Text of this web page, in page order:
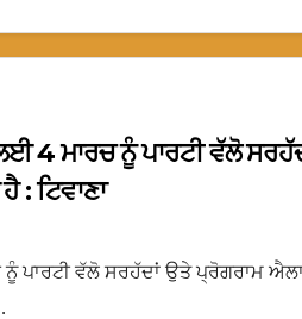
ਮਾਰਚ ਨੂੰ ਪਾਰਟੀ ਵੱਲੋ
: ਟਿਵਾਣਾ
ਵੱਲੋ ਸਰਹੱਦਾਂ ਉਤੇ ਪ੍ਰੋਗਰਾਮ